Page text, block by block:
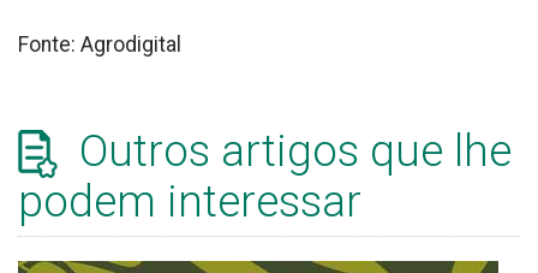
Fonte: Agrodigital
Outros artigos que lhe
podem interessar